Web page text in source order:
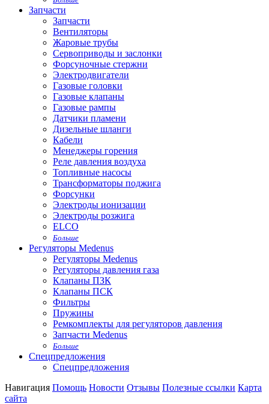
Запчасти
Запчасти
Вентиляторы
Жаровые трубы
Сервоприводы и заслонки
Форсуночные стержни
Электродвигатели
Газовые головки
Газовые клапаны
Газовые рампы
Датчики пламени
Дизельные шланги
Кабели
Менеджеры горения
Реле давления воздуха
Топливные насосы
Трансформаторы поджига
Форсунки
Электроды ионизации
Электроды розжига
ELCO
Больше
Регуляторы Medenus
Регуляторы Medenus
Регуляторы давления газа
Клапаны ПЗК
Клапаны ПСК
Фильтры
Пружины
Ремкомплекты для регуляторов давления
Запчасти Medenus
Больше
Спецпредложения
Спецпредложения
Навигация Помощь Новости Отзывы Полезные ссылки Карта
сайта